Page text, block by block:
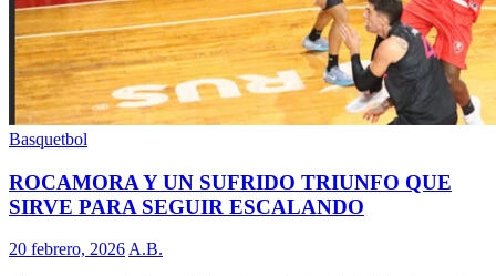
Basquetbol
ROCAMORA Y UN SUFRIDO TRIUNFO QUE
SIRVE PARA SEGUIR ESCALANDO
20 febrero, 2026 A.B.